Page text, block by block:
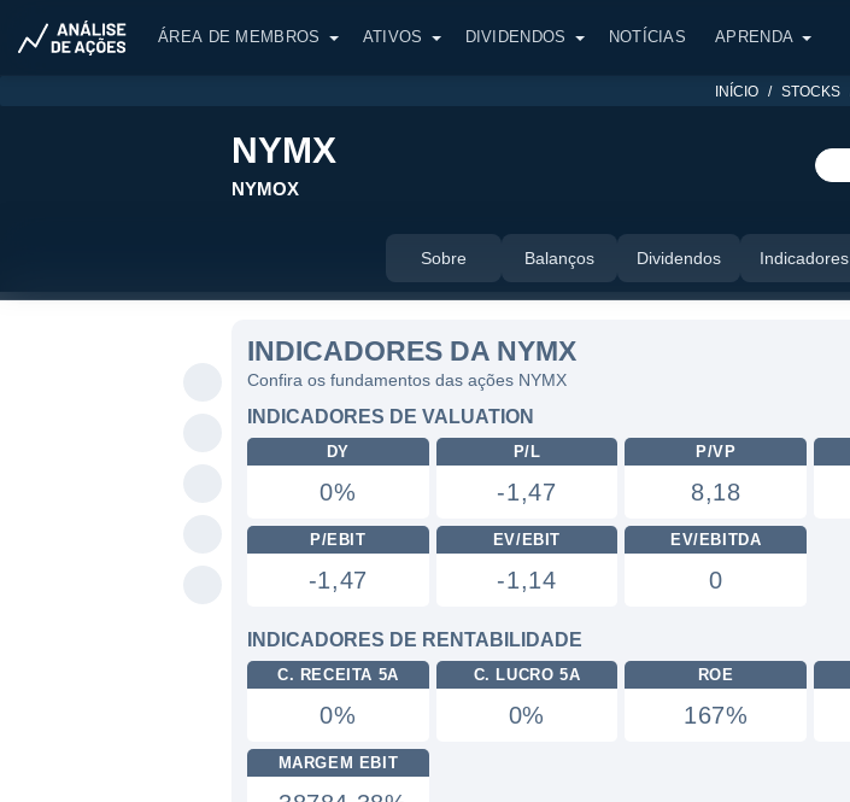
ÁREA DE MEMBROS ATIVOS DIVIDENDOS NOTÍCIAS APRENDA
INÍCIO STOCKS
NYMX
NYMOX
Sobre Balanços Dividendos Indicadores
INDICADORES DA NYMX
Confira os fundamentos das ações NYMX
INDICADORES DE VALUATION
DY
0%
P/L
-1,47
P/VP
8,18
P/EBIT
-1,47
EV/EBIT
-1,14
EV/EBITDA
0
INDICADORES DE RENTABILIDADE
C. RECEITA 5A
0%
C. LUCRO 5A
0%
ROE
167%
MARGEM EBIT